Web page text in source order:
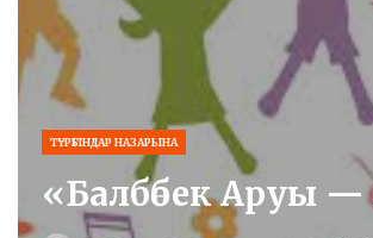
ТҰРҒЫНДАР НАЗАРЫНА
«Балбөбек Аруы —